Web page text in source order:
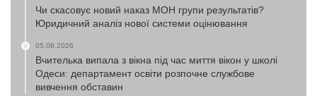
Чи скасовує новий наказ МОН групи результатів?
Юридичний аналіз нової системи оцінювання
05.08.2026
Вчителька випала з вікна під час миття вікон у школі
Одеси: департамент освіти розпочне службове
вивчення обставин